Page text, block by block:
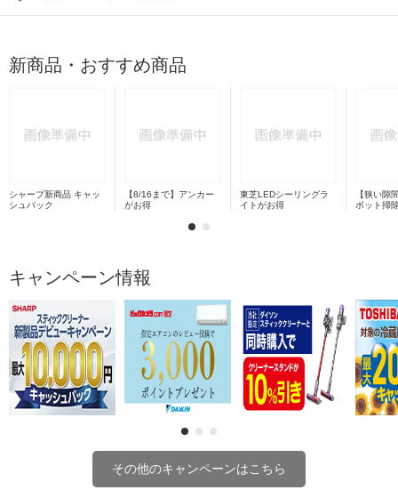
新商品・おすすめ商品
シャープ新商品 キャッ
シュバック
【8/16まで】アンカー
がお得
東芝LEDシーリングラ
イトがお得
【狭い隙
ボット掃
キャンペーン情報
その他のキャンペーンはこちら